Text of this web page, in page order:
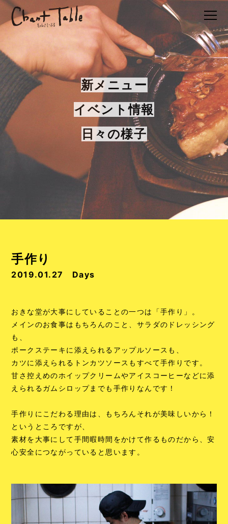
新メニュー
イベント情報
日々の様子
手作り
2019.01.27 Days
おきな堂が大事にしていることの一つは「手作り」。
メインのお食事はもちろんのこと、サラダのドレッシング
も、
ポークステーキに添えられるアップルソースも、
カツに添えられるトンカツソースもすべて手作りです。
甘さ控えめのホイップクリームやアイスコーヒーなどに添
えられるガムシロップまでも手作りなんです！
手作りにこだわる理由は、もちろんそれが美味しいから！
というところですが、
素材を大事にして手間暇時間をかけて作るものだから、安
心安全につながっていると思います。